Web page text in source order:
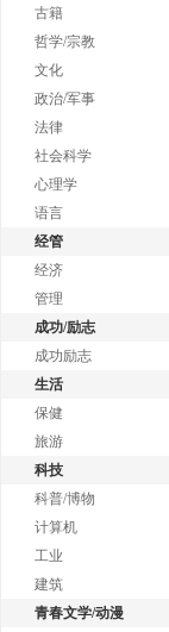
古籍
哲学/宗教
文化
政治/军事
法律
社会科学
心理学
语言
经管
经济
管理
成功/励志
成功励志
生活
保健
旅游
科技
科普/博物
计算机
工业
建筑
青春文学/动漫